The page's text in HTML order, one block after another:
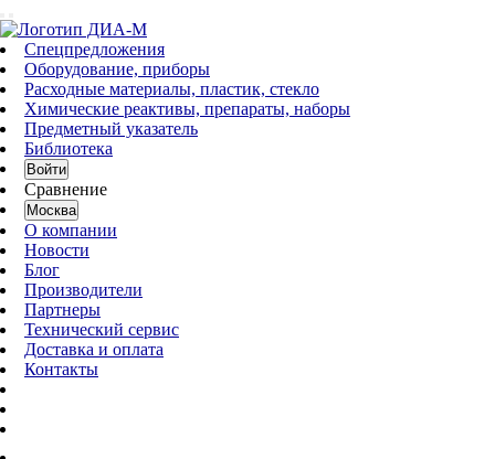
Спецпредложения
Оборудование, приборы
Расходные материалы, пластик, стекло
Химические реактивы, препараты, наборы
Предметный указатель
Библиотека
Войти
Сравнение
Москва
О компании
Новости
Блог
Производители
Партнеры
Технический сервис
Доставка и оплата
Контакты